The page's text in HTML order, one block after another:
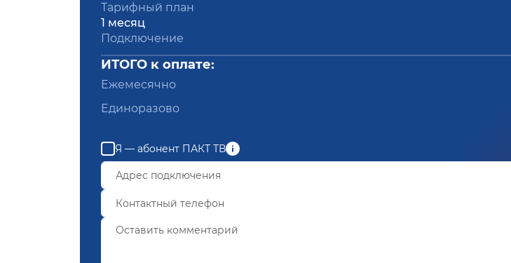
Тарифный план
1 месяц
Подключение
ИТОГО к оплате:
Ежемесячно
Единоразово
Я — абонент ПАКТ ТВ